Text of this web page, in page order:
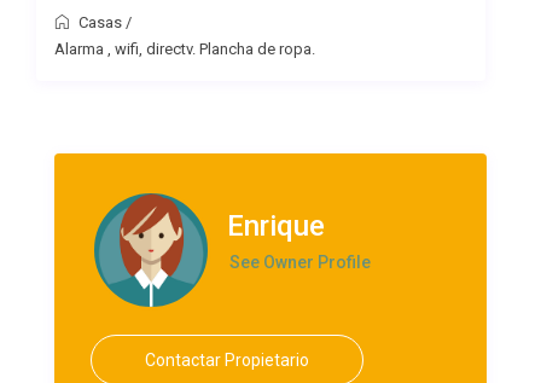
Casas /
Alarma , wifi, directv. Plancha de ropa.
Enrique
See Owner Profile
Contactar Propietario